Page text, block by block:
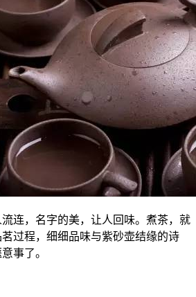
连，名字的美，让人回味。煮茶，就
过程，细细品味与紫砂壶结缘的诗
事了。